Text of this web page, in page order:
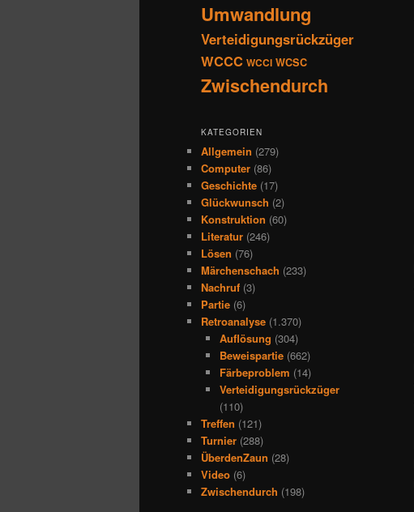
Umwandlung
Verteidigungsrückzüger
WCCC WCCI WCSC
Zwischendurch
KATEGORIEN
Allgemein (279)
Computer (86)
Geschichte (17)
Glückwunsch (2)
Konstruktion (60)
Literatur (246)
Lösen (76)
Märchenschach (233)
Nachruf (3)
Partie (6)
Retroanalyse (1.370)
Auflösung (304)
Beweispartie(662)
Färbeproblem (14)
Verteidigungsrückzüger
(110)
Treffen (121)
Turnier (288)
ÜberdenZaun (28)
Video (6)
Zwischendurch (198)